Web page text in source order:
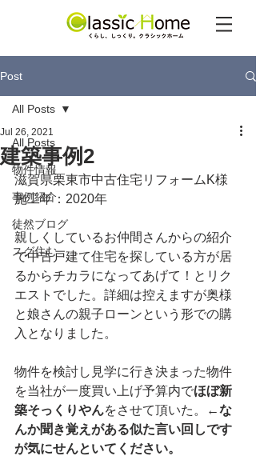
Post
All Posts
物件情報
事例紹介
徒然ブログ
スグ住む
All Posts
建築事例2
Jul 26, 2021
滋賀県栗東市中古住宅リフォームK様
施工年：2020年
親しくしているお仲間さんからの紹介
で中古戸建て住宅を探している方が居
るからチカラになってあげて！とリク
エストでした。詳細は控えますが奥様
と娘さんの親子ローンという形での購
入となりました。
物件を検討し見学に行き決まった物件
を当社が一度買い上げ予算内でほぼ新
築そっくりやんをさせて頂いた。←な
んか聞き覚えがある似た言い回しです
が気にせんといてください。